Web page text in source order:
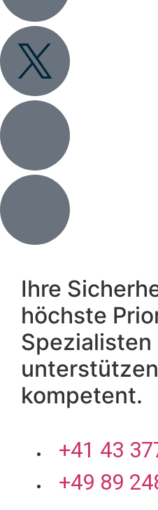
Ihre
höchste
Spezialisten
kompetent.
+41 43
+49 89